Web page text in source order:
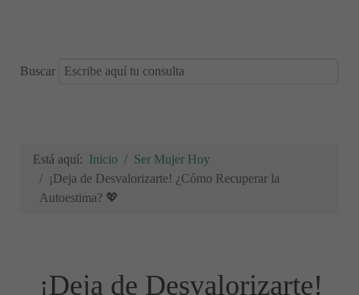
Buscar
Está aquí: Inicio
Ser Mujer Hoy
¡Deja de Desvalorizarte! ¿Cómo Recuperar la
Autoestima? 💖
¡Deja de Desvalorizarte!